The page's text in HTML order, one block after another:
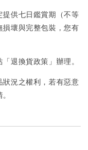
供七日鑑賞期（不等
壞與完整包裝，您有
退換貨政策」辦理。
況之權利，若有惡意